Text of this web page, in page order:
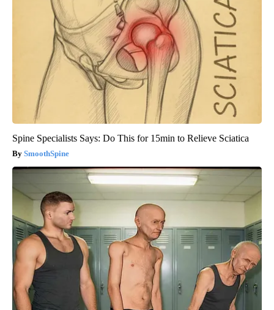
Spine Specialists Says: Do This for 15min to Relieve Sciatica
SmoothSpine